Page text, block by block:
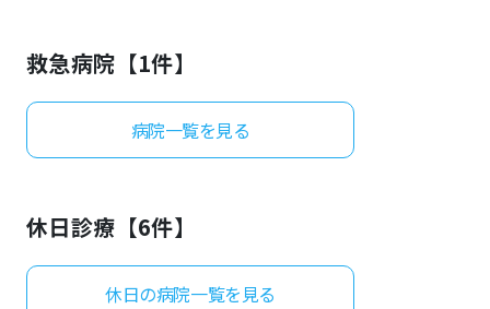
救急病院【1件】
病院一覧を見る
休日診療【6件】
休日の病院一覧を見る